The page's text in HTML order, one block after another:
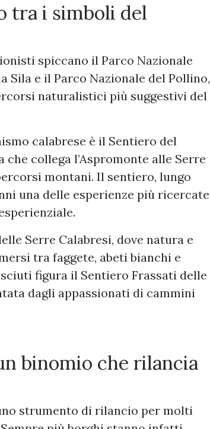
tra i simboli del
spiccano il Parco Nazionale
Sila e il Parco Nazionale del Pollino,
naturalistici più suggestivi del
calabrese è il Sentiero del
collega l’Aspromonte alle Serre
montani. Il sentiero, lungo
una delle esperienze più ricercate
Serre Calabresi, dove natura e
tra faggete, abeti bianchi e
figura il Sentiero Frassati delle
dagli appassionati di cammini
binomio che rilancia
strumento di rilancio per molti